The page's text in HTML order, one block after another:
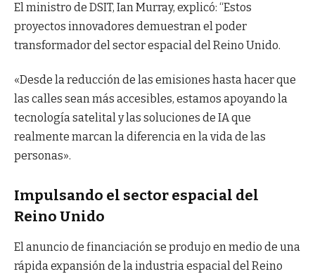
El ministro de DSIT, Ian Murray, explicó: “Estos
proyectos innovadores demuestran el poder
transformador del sector espacial del Reino Unido.
«Desde la reducción de las emisiones hasta hacer que
las calles sean más accesibles, estamos apoyando la
tecnología satelital y las soluciones de IA que
realmente marcan la diferencia en la vida de las
personas».
Impulsando el sector espacial del
Reino Unido
El anuncio de financiación se produjo en medio de una
rápida expansión de la industria espacial del Reino